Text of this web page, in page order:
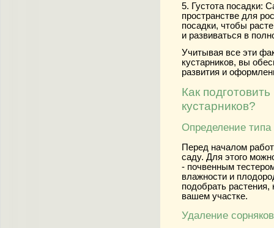
5. Густота посадки:
пространстве для
посадки, чтобы
и развиваться в
Учитывая все эти
кустарников, вы
развития и
Как
кустарников?
Определение
Перед началом
саду. Для этого
- почвенным
влажности и
подобрать растения,
вашем участке.
Удаление